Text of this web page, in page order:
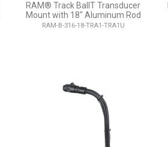
RAM® Track BallT Transducer
Mount with 18" Aluminum Rod
RAM-B-316-18-TRA1-TRA1U